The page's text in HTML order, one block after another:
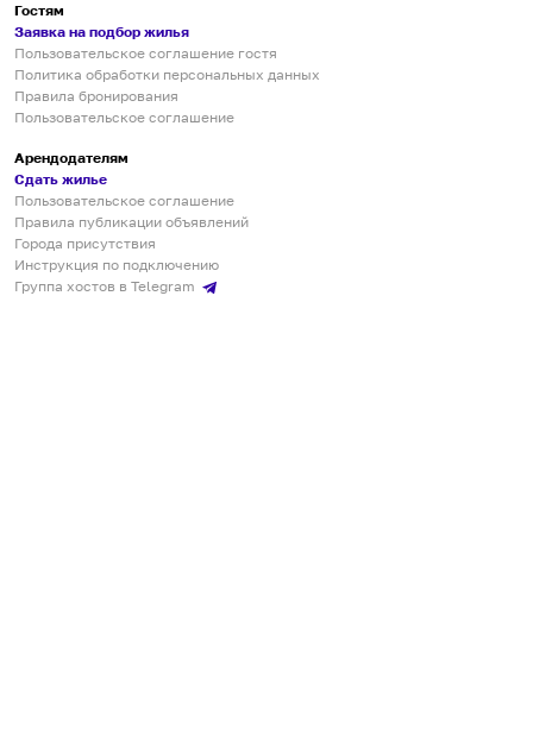
Гостям
Заявка на подбор жилья
Пользовательское соглашение гостя
Политика обработки персональных данных
Правила бронирования
Пользовательское соглашение
Арендодателям
Сдать жилье
Пользовательское соглашение
Правила публикации объявлений
Города присутствия
Инструкция по подключению
Группа хостов в Telegram